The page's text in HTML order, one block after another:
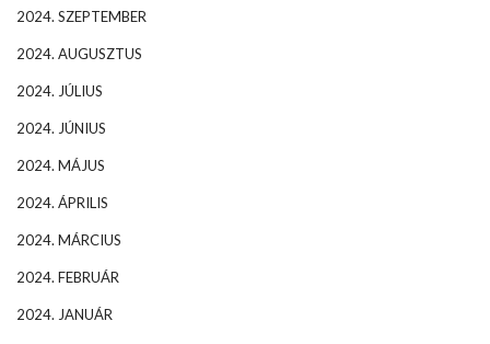
2024. SZEPTEMBER
2024. AUGUSZTUS
2024. JÚLIUS
2024. JÚNIUS
2024. MÁJUS
2024. ÁPRILIS
2024. MÁRCIUS
2024. FEBRUÁR
2024. JANUÁR